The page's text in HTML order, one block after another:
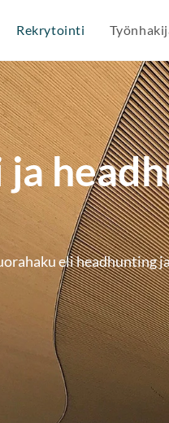
Rekrytointi
eli headhunting